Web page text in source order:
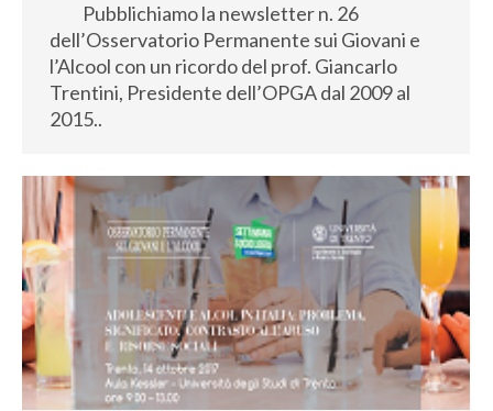
Pubblichiamo la newsletter n. 26
dell’Osservatorio Permanente sui Giovani e
l’Alcool con un ricordo del prof. Giancarlo
Trentini, Presidente dell’OPGA dal 2009 al
2015..